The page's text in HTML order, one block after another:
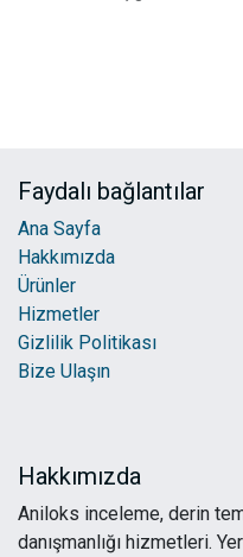
Faydalı bağlantılar
Ana Sayfa
Hakkımızda
Ürünler
Hizmetler
Gizlilik Politikası
Bize Ulaşın
Hakkımızda
Aniloks inceleme, derin
danışmanlığı hizmetleri.